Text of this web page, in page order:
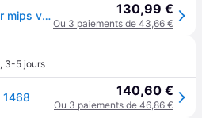
Casque route poc omne air mips vert fonce 130,99 €
Ou 3 paiements de 43,66 €
, 3-5 jours
1468 140,60 €
Ou 3 paiements de 46,86 €